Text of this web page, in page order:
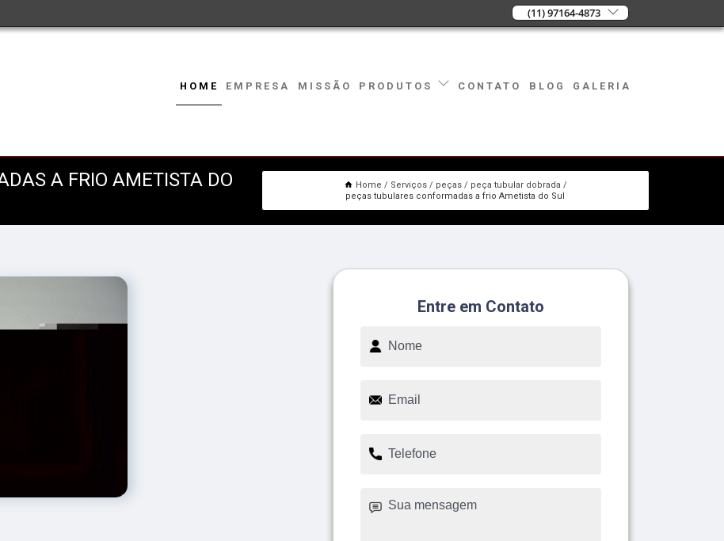
(11) 97164-4873
HOME EMPRESA MISSÃO PRODUTOS CONTATO BLOG GALERIA
A FRIO AMETISTA DO
Home Serviços peças
peça tubular dobrada
peças tubulares conformadas a frio Ametista do Sul
Entre em Contato